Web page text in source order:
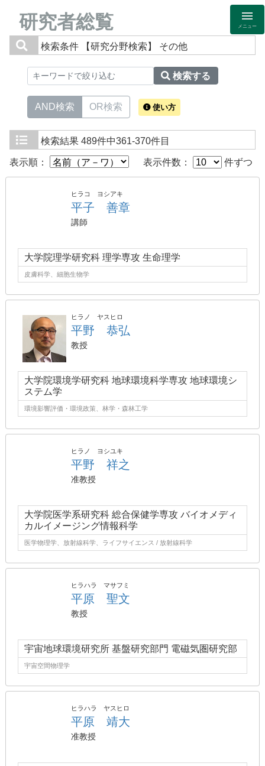
研究者総覧 メニュー
検索条件 【研究分野検索】 その他
検索する
AND検索 OR検索 使い方
検索結果 489件中361-370件目
表示順： 表示件数： 件ずつ
ヒラコ ヨシアキ
平子 善章
講師
大学院理学研究科 理学専攻 生命理学
皮膚科学、細胞生物学
ヒラノ ヤスヒロ
平野 恭弘
教授
大学院環境学研究科 地球環境科学専攻 地球環境シ
ステム学
環境影響評価・環境政策、林学・森林工学
ヒラノ ヨシユキ
平野 祥之
准教授
大学院医学系研究科 総合保健学専攻 バイオメディ
カルイメージング情報科学
医学物理学、放射線科学、ライフサイエンス / 放射線科学
ヒラハラ マサフミ
平原 聖文
教授
宇宙地球環境研究所 基盤研究部門 電磁気圏研究部
宇宙空間物理学
ヒラハラ ヤスヒロ
平原 靖大
准教授